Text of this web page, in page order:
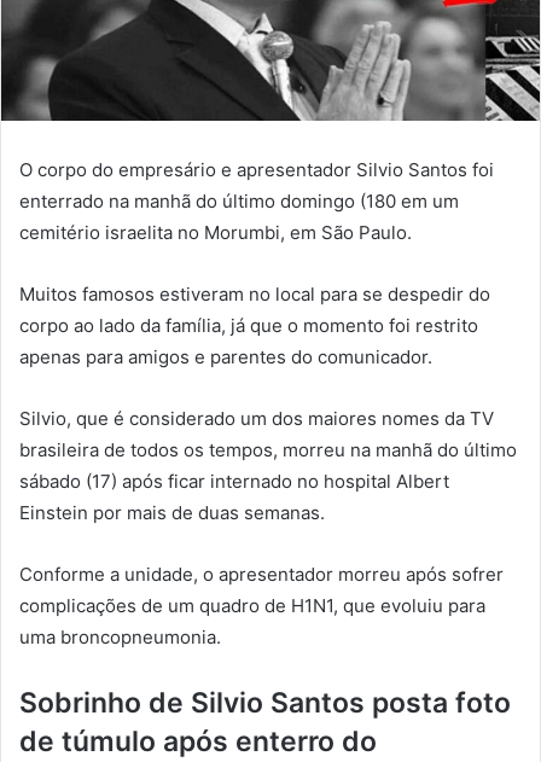
O corpo do empresário e apresentador Silvio Santos foi
enterrado na manhã do último domingo (180 em um
cemitério israelita no Morumbi, em São Paulo.
Muitos famosos estiveram no local para se despedir do
corpo ao lado da família, já que o momento foi restrito
apenas para amigos e parentes do comunicador.
Silvio, que é considerado um dos maiores nomes da TV
brasileira de todos os tempos, morreu na manhã do último
sábado (17) após ficar internado no hospital Albert
Einstein por mais de duas semanas.
Conforme a unidade, o apresentador morreu após sofrer
complicações de um quadro de H1N1, que evoluiu para
uma broncopneumonia.
Sobrinho de Silvio Santos posta foto
de túmulo após enterro do